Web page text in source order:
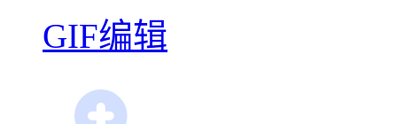
GIF编辑